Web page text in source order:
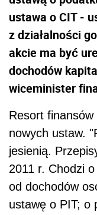
ustawa o CIT -
z działalności
akcie ma być
dochodów
wiceminister
Resort finansów
nowych ustaw.
jesienią.
2011 r. Chodzi
od dochodów
ustawę o PIT; o